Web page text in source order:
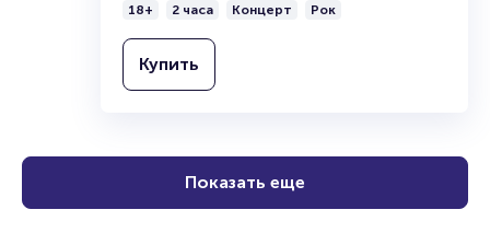
18+ 2 часа Концерт Рок
Купить
Показать еще